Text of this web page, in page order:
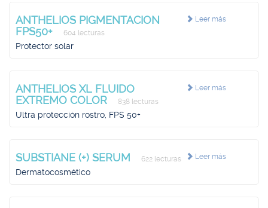
Leer más
ANTHELIOS PIGMENTACION
FPS50+
604 lecturas
Protector solar
Leer más
ANTHELIOS XL FLUIDO
EXTREMO COLOR
838 lecturas
Ultra protección rostro, FPS 50+
Leer más
SUBSTIANE (+) SERUM 622 lecturas
Dermatocosmético